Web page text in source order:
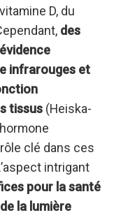
D, du
des
infrarouges et
tissus (Heiska-
clé dans ces
intrigant
pour la santé
la lumière